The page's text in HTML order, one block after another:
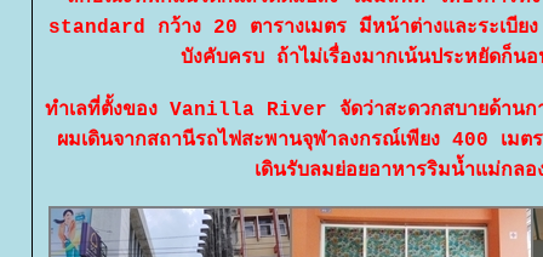
standard กว้าง 20 ตารางเมตร มีหน้าต่างและระเบีย
บังคับครบ ถ้าไม่เรื่องมากเน้นประหยัดก็น
ทำเลที่ตั้งของ Vanilla River จัดว่าสะดวกสบายด้านกา
ผมเดินจากสถานีรถไฟสะพานจุฬาลงกรณ์เพียง 400 เมต
เดินรับลมย่อยอาหารริมน้ำแม่กลอ